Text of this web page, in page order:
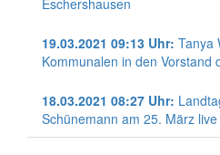
Eschershausen
19.03.2021 09:13 Uhr: Tanya
Kommunalen in den Vorstand
18.03.2021 08:27 Uhr:
Schünemann am 25. März